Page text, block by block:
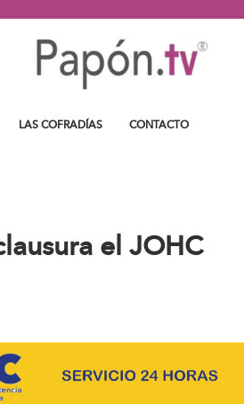
LAS COFRADÍAS CONTACTO
el JOHC